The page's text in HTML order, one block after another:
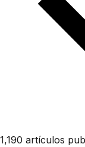
1,190 artículos